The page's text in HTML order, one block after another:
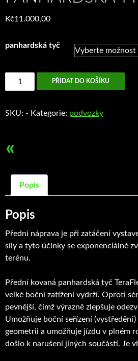
Kč11.000,00
panhardská tyč
Panhardská
tyč
množství
PŘIDAT DO KOŠÍKU
SKU: - Kategorie: podvozky
«
Popis
Popis
Přední náprava je při zatáčení
síly a tyto účinky se exponenciálně
terénu.
Přední kovaná panhardská tyč
velké boční zatížení vydrží. Oproti
pevnější, čímž výrazně zlepšuje
Umožňuje boční seřízení
geometrii a umožňuje jízdu v plném
došlo k narušení jiných součástí. Je